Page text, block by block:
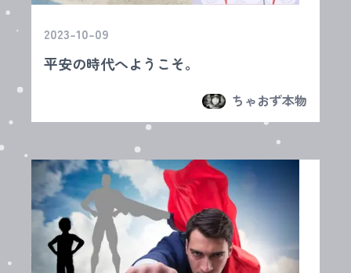
2023-10-09
平安の時代へようこそ。
ちゃおず本物